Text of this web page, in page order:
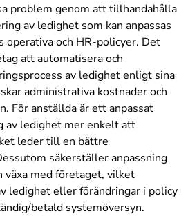
problem genom att tillhandahålla
av ledighet som kan anpassas
och HR-policyer. Det
att automatisera och
av ledighet enligt sina
administrativa kostnader och
För anställda är ett anpassat
av ledighet mer enkelt att
leder till en bättre
säkerställer anpassning
växa med företaget, vilket
ledighet eller förändringar i policy
betald systemöversyn.